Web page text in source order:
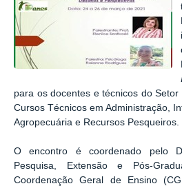
para os docentes e técnicos do
Cursos Técnicos em Administração,
Agropecuária e Recursos Pesqueiros.
O encontro é coordenado pelo
Pesquisa, Extensão e Pós-
Coordenação Geral de Ensino